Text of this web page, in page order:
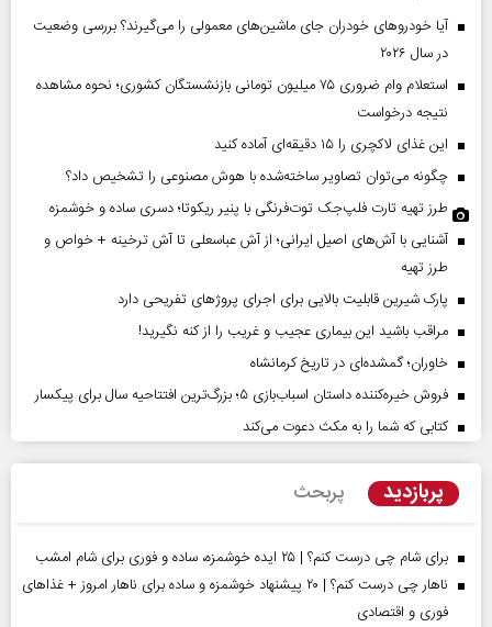
آیا خودروهای خودران جای ماشین‌های معمولی را می‌گیرند؟ بررسی وضعیت
در سال ۲۰۲۶
استعلام وام ضروری ۷۵ میلیون تومانی بازنشستگان کشوری؛ نحوه مشاهده
نتیجه درخواست
این غذای لاکچری را ۱۵ دقیقه‌ای آماده کنید
چگونه می‌توان تصاویر ساخته‌شده با هوش مصنوعی را تشخیص داد؟
طرز تهیه تارت فلپ‌جک توت‌فرنگی با پنیر ریکوتا؛ دسری ساده و خوشمزه
آشنایی با آش‌های اصیل ایرانی؛ از آش عباسعلی تا آش ترخینه + خواص و
طرز تهیه
پارک شیرین قابلیت‌ بالایی برای اجرای پروژهای تفریحی دارد
مراقب باشید این بیماری عجیب و غریب را از کنه نگیرید!
خاوران؛ گمشده‌ای در تاریخ کرمانشاه
فروش خیره‌کننده داستان اسباب‌بازی ۵؛ بزرگ‌ترین افتتاحیه سال برای پیکسار
کتابی که شما را به مکث دعوت می‌کند
پربازدید پربحث
برای شام چی درست کنم؟ | ۲۵ ایده خوشمزه، ساده و فوری برای شام امشب
ناهار چی درست کنم؟ | ۲۰ پیشنهاد خوشمزه و ساده برای ناهار امروز + غذاهای
فوری و اقتصادی